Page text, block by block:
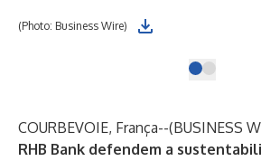
(Photo: Business Wire)
COURBEVOIE, França--(BUSINESS
RHB Bank defendem a